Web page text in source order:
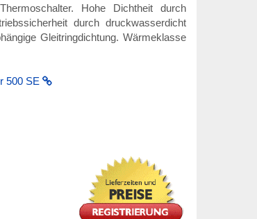
Hohe Dichtheit durch
durch druckwasserdicht
Gleitringdichtung. Wärmeklasse
500 SE